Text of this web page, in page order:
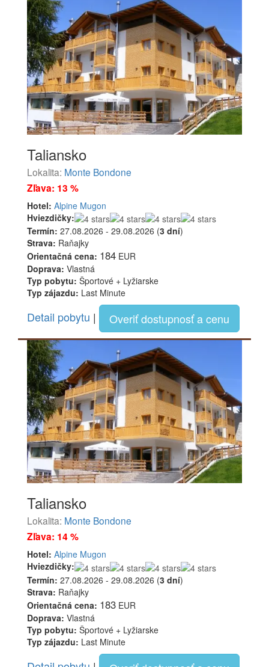
Taliansko
Lokalita: Monte Bondone
Zľava: 13 %
Hotel: Alpine Mugon
Hviezdičky:
Termín: 27.08.2026 - 29.08.2026 (3 dní)
Strava: Raňajky
Orientačná cena: 184 EUR
Doprava: Vlastná
Typ pobytu: Športové + Lyžiarske
Typ zájazdu: Last Minute
Detail pobytu | Overiť dostupnosť a cenu
Taliansko
Lokalita: Monte Bondone
Zľava: 14 %
Hotel: Alpine Mugon
Hviezdičky:
Termín: 27.08.2026 - 29.08.2026 (3 dní)
Strava: Raňajky
Orientačná cena: 183 EUR
Doprava: Vlastná
Typ pobytu: Športové + Lyžiarske
Typ zájazdu: Last Minute